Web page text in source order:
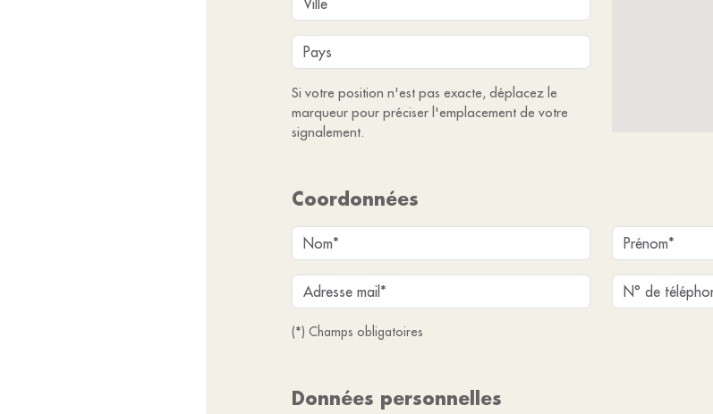
Si votre position n'est pas exacte, déplacez le
marqueur pour préciser l'emplacement de votre
signalement.
Coordonnées
(*) Champs obligatoires
Données personnelles